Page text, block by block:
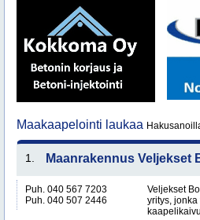
Maakaapelointi laukaa
1. Maanrakennus Veljekset
Puh. 040 567 7203
Puh. 040 507 2446
Veljekset
yritys,